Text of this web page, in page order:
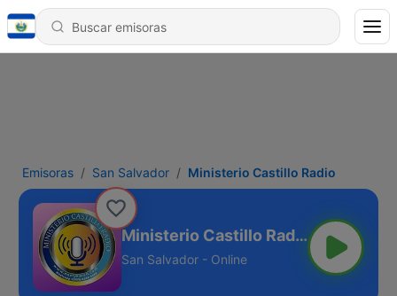
Emisoras San Salvador Ministerio Castillo Radio
Ministerio Castillo Radio
San Salvador - Online